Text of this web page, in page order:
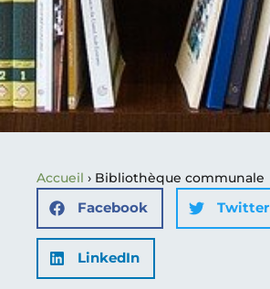
Accueil › Bibliothèque communale
Facebook Twitter
LinkedIn